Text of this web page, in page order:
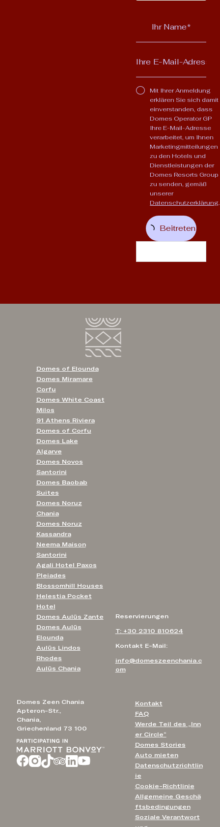
Mit Ihrer Anmeldung
erklären Sie sich damit
einverstanden, dass
Domes Operator GP
Ihre E-Mail-Adresse
verarbeitet, um Ihnen
Marketingmitteilungen
zu den Hotels und
Dienstleistungen der
Domes Resorts Group
zu senden, gemäß
unserer
Datenschutzerklärung.
Beitreten
Domes Zeen Chania
Apteron-Str.,
Chania,
Griechenland 73 100
Kontakt
FAQ
Werde Teil des „Inn
er Circle“
Domes Stories
Auto mieten
Datenschutzrichtlin
ie
Cookie-Richtlinie
Allgemeine Geschä
ftsbedingungen
Soziale Verantwort
Reservierungen
T: +30 2310 810624
Kontakt E-Mail:
info@domeszeenchania.c
om
Domes of Elounda
Domes Miramare
Corfu
Domes White Coast
Milos
91 Athens Riviera
Domes of Corfu
Domes Lake
Algarve
Domes Novos
Santorini
Domes Baobab
Suites
Domes Noruz
Chania
Domes Noruz
Kassandra
Neema Maison
Santorini
Agali Hotel Paxos
Pleiades
Blossomhill Houses
Helestia Pocket
Hotel
Domes Aulūs Zante
Domes Aulūs
Elounda
Aulūs Lindos
Rhodes
Aulūs Chania